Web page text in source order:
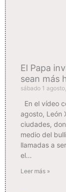
El Papa
sean más
sábado 1
En el vídeo
agosto, León
ciudades,
medio del
llamadas a
el
Leer más »